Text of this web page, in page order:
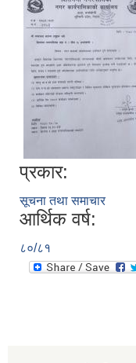
प्रकार:
सूचना तथा समाचार
आर्थिक वर्ष:
८०/८१